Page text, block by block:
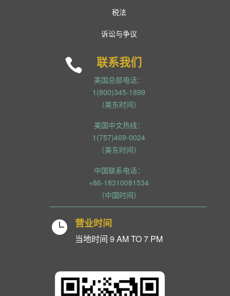
税法
诉讼与争议
 联系我们
美国总部电话：
1(800)345-1899
（美东时间）
美国中文热线：
1(757)469-0024
（美东时间）
中国联系电话：
+86-18310081534
（中国时间）
 营业时间
当地时间 9 AM TO 7 PM